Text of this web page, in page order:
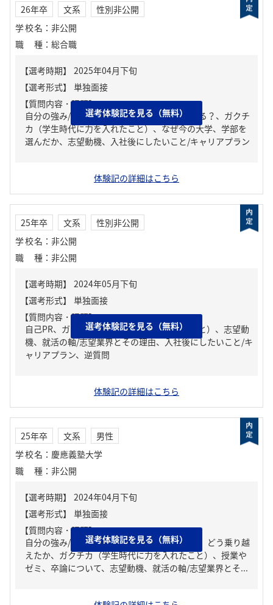
26年卒 文系
性別非公開
学校名 ： 非公開
職種 ： 総合職
【質問内容・課題】
自分の強み/弱み、周りからどんな人といわれる？、ガクチ
カ（学生時代に力を入れたこと）、なぜ今の大学、学部を
選んだか、志望動機、入社後にしたいこと/キャリアプラン
選考体験記を見る（無料）
体験記の詳細はこちら
25年卒 文系
性別非公開
学校名 ： 非公開
職種 ： 非公開
【質問内容・課題】
自己PR、ガクチカ（学生時代に力を入れたこと）、志望動
機、就活の軸/志望業界とその理由、入社後にしたいこと/キ
ャリアプラン、逆質問
選考体験記を見る（無料）
体験記の詳細はこちら
25年卒 文系
男性
学校名 ： 慶應義塾大学
職種 ： 非公開
【質問内容・課題】
自分の強み/弱み、人生の中で大きな挫折経験。どう乗り越
えたか、ガクチカ（学生時代に力を入れたこと）、授業や
ゼミ、卒論について、志望動機、就活の軸/志望業界とそ...
選考体験記を見る（無料）